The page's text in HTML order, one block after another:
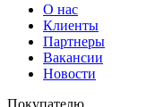
О нас
Клиенты
Партнеры
Вакансии
Новости
Покупателю